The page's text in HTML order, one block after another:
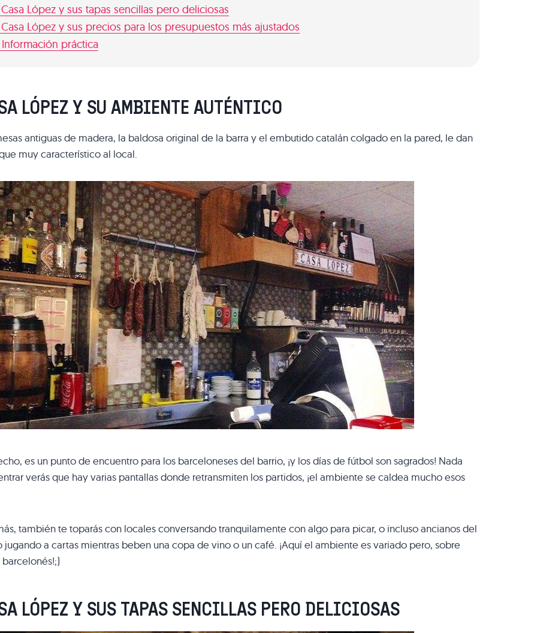
Casa López y sus tapas sencillas pero deliciosas
Casa López y sus precios para los presupuestos más ajustados
Información práctica
LÓPEZ Y SU AMBIENTE AUTÉNTICO
antiguas de madera, la baldosa original de la barra y el embutido catalán colgado en la pared, le dan
muy característico al local.
es un punto de encuentro para los barceloneses del barrio, ¡y los días de fútbol son sagrados! Nada
verás que hay varias pantallas donde retransmiten los partidos, ¡el ambiente se caldea mucho esos
también te toparás con locales conversando tranquilamente con algo para picar, o incluso ancianos del
jugando a cartas mientras beben una copa de vino o un café. ¡Aquí el ambiente es variado pero, sobre
LÓPEZ Y SUS TAPAS SENCILLAS PERO DELICIOSAS